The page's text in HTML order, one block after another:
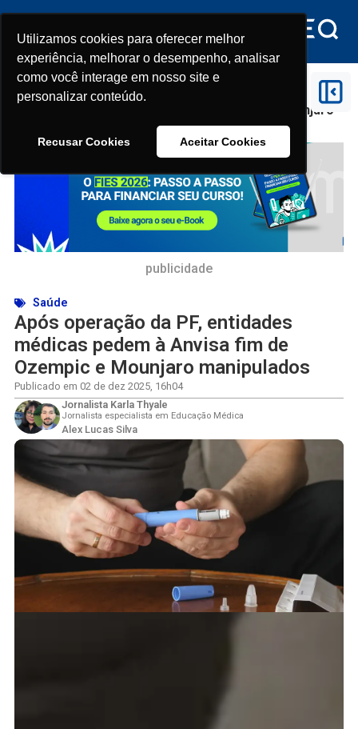
Utilizamos cookies para oferecer melhor
experiência, melhorar o desempenho, analisar
como você interage em nosso site e
personalizar conteúdo.
Recusar Cookies Aceitar Cookies
Utilizamos cookies para oferecer melhor
experiência, melhorar o desempenho, analisar
como você interage em nosso site e
personalizar conteúdo.
Recusar Cookies Aceitar Cookies
Saúde
Após operação da PF, entidades
médicas pedem à Anvisa fim de Ozempic e Mounjaro
publicidade
Saúde
Após operação da PF, entidades
médicas pedem à Anvisa fim de
Ozempic e Mounjaro manipulados
Publicado em 02 de dez 2025, 16h04
Jornalista Karla Thyale
Jornalista especialista em Educação Médica
Alex Lucas Silva